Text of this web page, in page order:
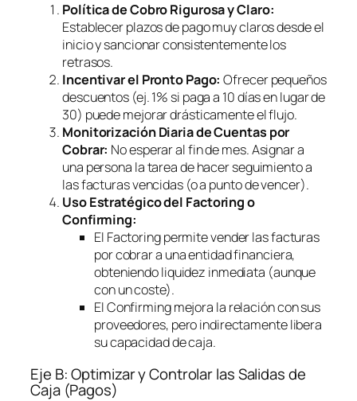
Política de Cobro Rigurosa y Claro:
Establecer plazos de pago muy claros desde el
inicio y sancionar consistentemente los
retrasos.
Incentivar el Pronto Pago: Ofrecer pequeños
descuentos (ej. 1% si paga a 10 días en lugar de
30) puede mejorar drásticamente el flujo.
Monitorización Diaria de Cuentas por
Cobrar: No esperar al fin de mes. Asignar a
una persona la tarea de hacer seguimiento a
las facturas vencidas (o a punto de vencer).
Uso Estratégico del Factoringo
Confirming:
El Factoringpermite vender las facturas
por cobrar a una entidad financiera,
obteniendo liquidez inmediata (aunque
con un coste).
ElConfirmingmejora la relación con sus
proveedores, pero indirectamente libera
su capacidad de caja.
Eje B: Optimizar y Controlar las Salidas de
Caja (Pagos)